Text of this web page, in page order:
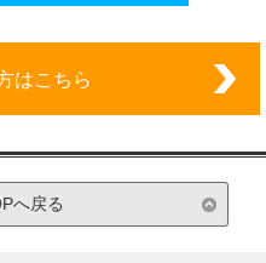
はこちら
へ戻る